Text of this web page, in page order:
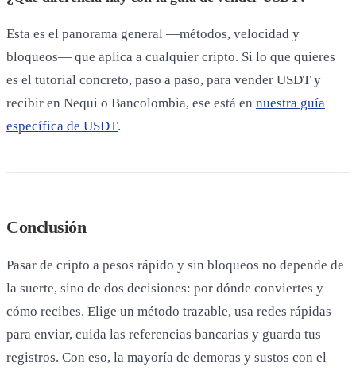
Esta es el panorama general —métodos, velocidad y
bloqueos— que aplica a cualquier cripto. Si lo que quieres
es el tutorial concreto, paso a paso, para vender USDT y
recibir en Nequi o Bancolombia, ese está en nuestra guía
específica de USDT.
Conclusión
Pasar de cripto a pesos rápido y sin bloqueos no depende de
la suerte, sino de dos decisiones: por dónde conviertes y
cómo recibes. Elige un método trazable, usa redes rápidas
para enviar, cuida las referencias bancarias y guarda tus
registros. Con eso, la mayoría de demoras y sustos con el